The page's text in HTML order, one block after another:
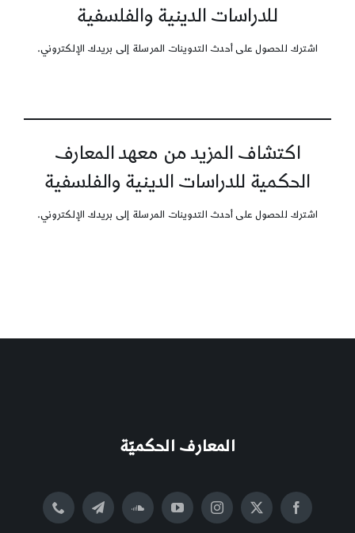
للدراسات الدينية والفلسفية
اشترك للحصول على أحدث التدوينات المرسلة إلى بريدك الإلكتروني.
اكتشاف المزيد من معهد المعارف
الحكمية للدراسات الدينية والفلسفية
اشترك للحصول على أحدث التدوينات المرسلة إلى بريدك الإلكتروني.
المعارف الحكميّة